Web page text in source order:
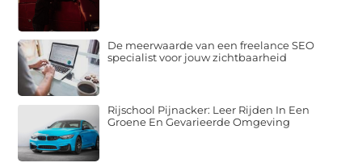
De meerwaarde van een freelance SEO
specialist voor jouw zichtbaarheid
Rijschool Pijnacker: Leer Rijden In Een
Groene En Gevarieerde Omgeving